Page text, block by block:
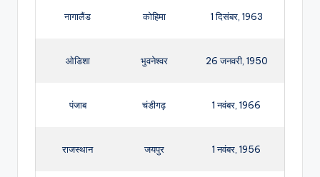
नागालैंड कोहिमा 1 दिसंबर, 1963
ओडिशा भुवनेश्वर 26 जनवरी, 1950
पंजाब चंडीगढ़ 1 नवंबर, 1966
राजस्थान जयपुर 1 नवंबर, 1956